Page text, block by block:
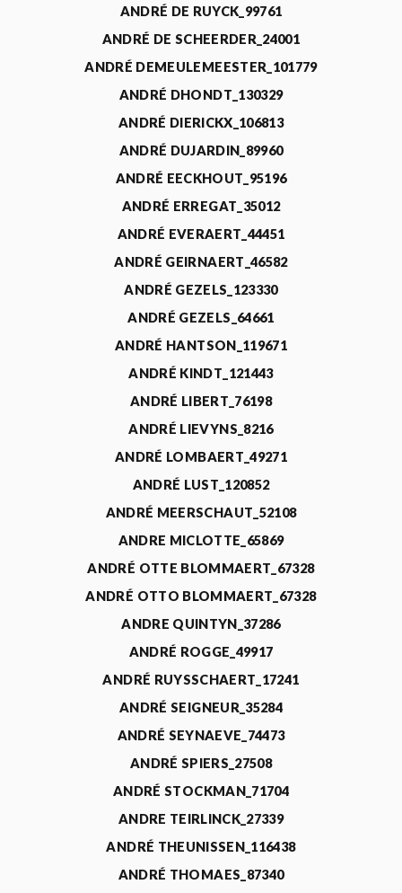
ANDRÉ DE RUYCK_99761
ANDRÉ DE SCHEERDER_24001
ANDRÉ DEMEULEMEESTER_101779
ANDRÉ DHONDT_130329
ANDRÉ DIERICKX_106813
ANDRÉ DUJARDIN_89960
ANDRÉ EECKHOUT_95196
ANDRÉ ERREGAT_35012
ANDRÉ EVERAERT_44451
ANDRÉ GEIRNAERT_46582
ANDRÉ GEZELS_123330
ANDRÉ GEZELS_64661
ANDRÉ HANTSON_119671
ANDRÉ KINDT_121443
ANDRÉ LIBERT_76198
ANDRÉ LIEVYNS_8216
ANDRÉ LOMBAERT_49271
ANDRÉ LUST_120852
ANDRÉ MEERSCHAUT_52108
ANDRE MICLOTTE_65869
ANDRÉ OTTE BLOMMAERT_67328
ANDRÉ OTTO BLOMMAERT_67328
ANDRE QUINTYN_37286
ANDRÉ ROGGE_49917
ANDRÉ RUYSSCHAERT_17241
ANDRÉ SEIGNEUR_35284
ANDRÉ SEYNAEVE_74473
ANDRÉ SPIERS_27508
ANDRÉ STOCKMAN_71704
ANDRE TEIRLINCK_27339
ANDRÉ THEUNISSEN_116438
ANDRÉ THOMAES_87340